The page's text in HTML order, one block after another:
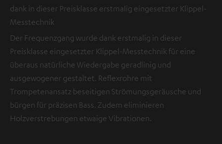
dank in dieser Preisklasse erstmalig eingesetzter Klippel-
Messtechnik
Der Frequenzgang wurde dank erstmalig in dieser
Preisklasse eingesetzter Klippel-Messtechnik für eine
überaus natürliche Wiedergabe geradlinig und
ausgewogener gestaltet. Reflexrohre mit
Trompetenansatz beseitigen Strömungsgeräusche und
bürgen für präzisen Bass. Zudem eliminieren
Holzverstrebungen etwaige Vibrationen.